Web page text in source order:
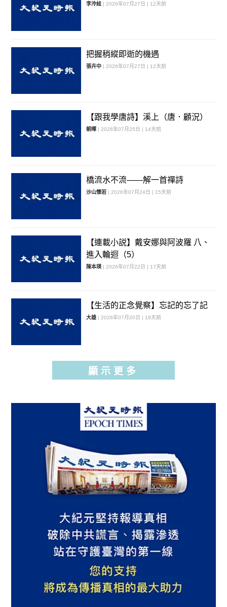
李泠絃 | 2026年07月27日 | 12天前
把握稍縱即逝的機遇
張卉中 | 2026年07月27日 | 12天前
【跟我學唐詩】溪上（唐．顧況）
朝暉 | 2026年07月25日 | 14天前
橋流水不流——解一首禪詩
沙山懷若 | 2026年07月24日 | 15天前
【連載小説】戴安娜與阿波羅 八、
進入輪迴（5）
陳本瑛 | 2026年07月22日 | 17天前
【生活的正念覺察】忘記的忘了記
大雄 | 2026年07月20日 | 19天前
顯示更多